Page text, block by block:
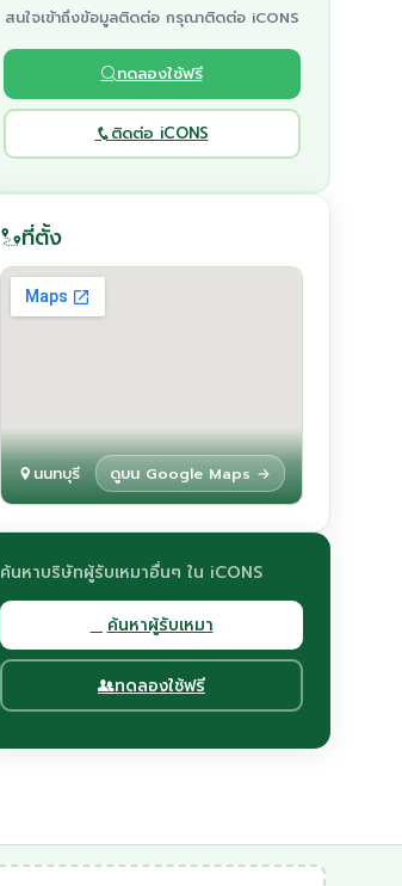
สนใจเข้าถึงข้อมูลติดต่อ กรุณาติดต่อ iCONS
ทดลองใช้ฟรี
ติดต่อ iCONS
ที่ตั้ง
นนทบุรี ดูบน Google Maps →
ค้นหาบริษัทผู้รับเหมาอื่นๆ ใน iCONS
ค้นหาผู้รับเหมา
ทดลองใช้ฟรี